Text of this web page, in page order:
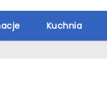
Kuchnia